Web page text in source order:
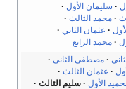
· سليمان الأول ·
· محمد الثالث ·
· عثمان الثاني ·
· محمد الرابع
· مصطفى الثاني ·
· عثمان الثالث ·
الأول · سليم الثالث ·